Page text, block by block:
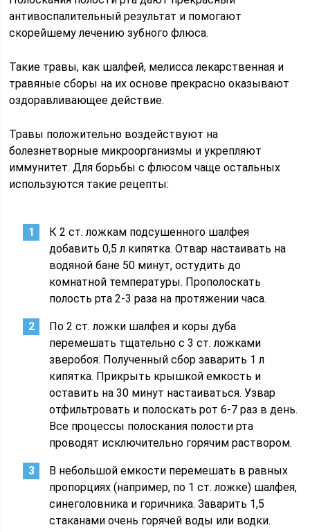
антивоспалительный результат и помогают
скорейшему лечению зубного флюса.
Такие травы, как шалфей, мелисса лекарственная и
травяные сборы на их основе прекрасно оказывают
оздоравливающее действие.
Травы положительно воздействуют на
болезнетворные микроорганизмы и укрепляют
иммунитет. Для борьбы с флюсом чаще остальных
используются такие рецепты:
К 2 ст. ложкам подсушенного шалфея
добавить 0,5 л кипятка. Отвар настаивать на
водяной бане 50 минут, остудить до
комнатной температуры. Прополоскать
полость рта 2-3 раза на протяжении часа.
По 2 ст. ложки шалфея и коры дуба
перемешать тщательно с 3 ст. ложками
зверобоя. Полученный сбор заварить 1 л
кипятка. Прикрыть крышкой емкость и
оставить на 30 минут настаиваться. Узвар
отфильтровать и полоскать рот 6-7 раз в день.
Все процессы полоскания полости рта
проводят исключительно горячим раствором.
В небольшой емкости перемешать в равных
пропорциях (например, по 1 ст. ложке) шалфея,
синеголовника и горичника. Заварить 1,5
стаканами очень горячей воды или водки.